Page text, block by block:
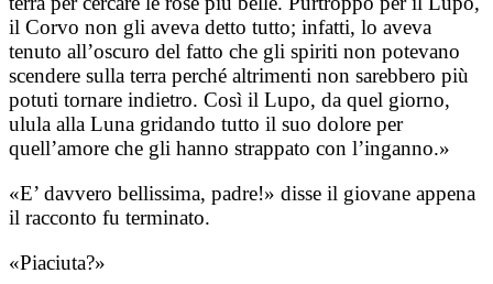
il Corvo non gli aveva detto tutto; infatti, lo aveva
tenuto all’oscuro del fatto che gli spiriti non potevano
scendere sulla terra perché altrimenti non sarebbero più
potuti tornare indietro. Così il Lupo, da quel giorno,
ulula alla Luna gridando tutto il suo dolore per
quell’amore che gli hanno strappato con l’inganno.»
«E’ davvero bellissima, padre!» disse il giovane appena
il racconto fu terminato.
«Piaciuta?»